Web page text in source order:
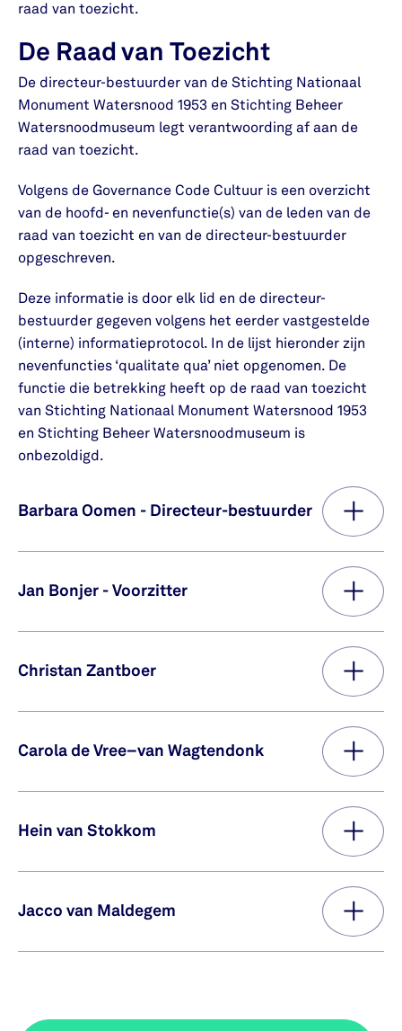
raad van toezicht.
De Raad van Toezicht
De directeur-bestuurder van de Stichting Nationaal
Monument Watersnood 1953 en Stichting Beheer
Watersnoodmuseum legt verantwoording af aan de
raad van toezicht.
Volgens de Governance Code Cultuur is een overzicht
van de hoofd- en nevenfunctie(s) van de leden van de
raad van toezicht en van de directeur-bestuurder
opgeschreven.
Deze informatie is door elk lid en de directeur-
bestuurder gegeven volgens het eerder vastgestelde
(interne) informatieprotocol. In de lijst hieronder zijn
nevenfuncties ‘qualitate qua’ niet opgenomen. De
functie die betrekking heeft op de raad van toezicht
van Stichting Nationaal Monument Watersnood 1953
en Stichting Beheer Watersnoodmuseum is
onbezoldigd.
Barbara Oomen - Directeur-bestuurder
Jan Bonjer - Voorzitter
Christan Zantboer
Carola de Vree–van Wagtendonk
Hein van Stokkom
Jacco van Maldegem